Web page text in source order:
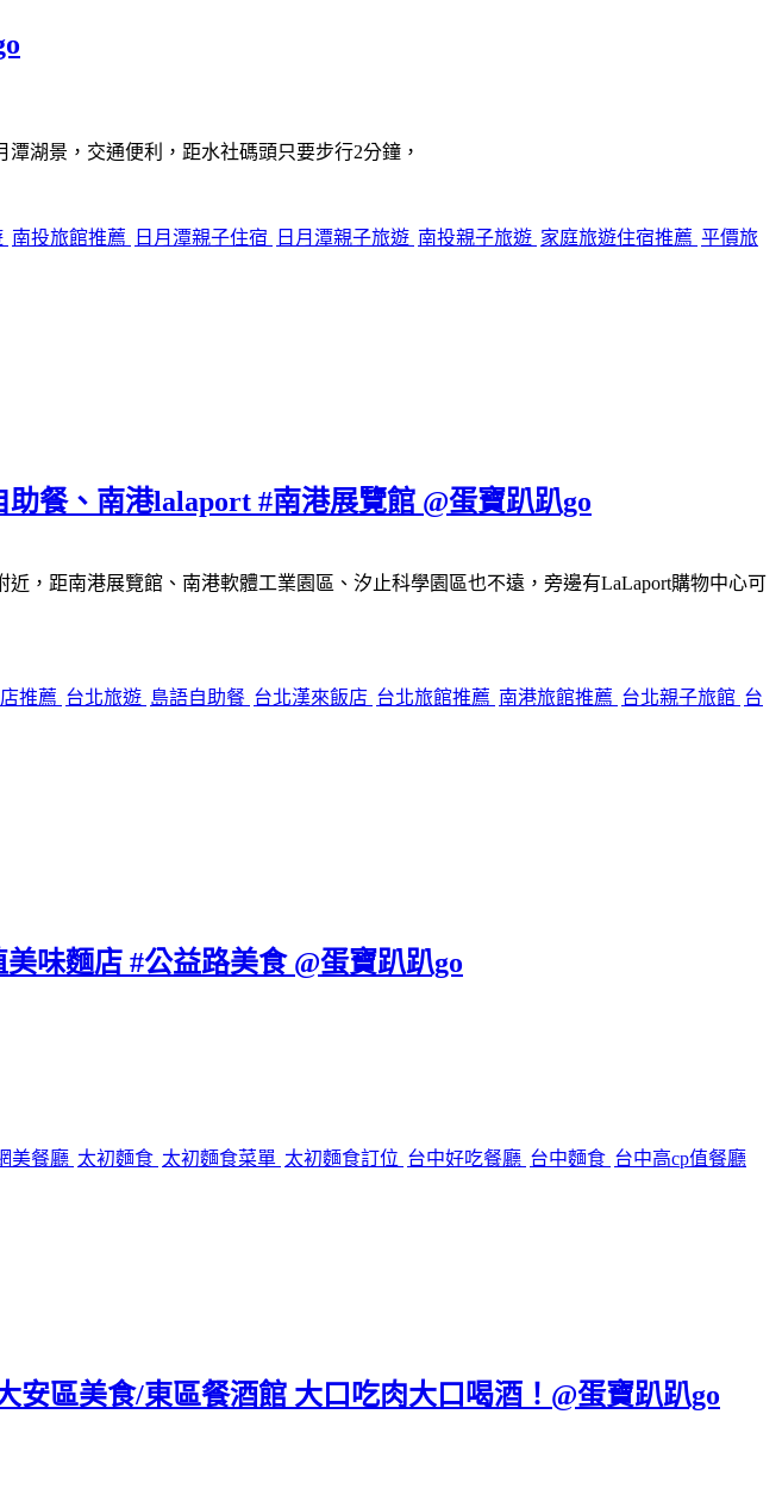
潭湖景，交通便利，距水社碼頭只要步行2分鐘，
南投旅館推薦 日月潭親子住宿 日月潭親子旅遊 南投親子旅遊 家庭旅遊住宿推薦 平價旅
餐、南港lalaport #南港展覽館 @蛋寶趴趴go
，距南港展覽館、南港軟體工業園區、汐止科學園區也不遠，旁邊有LaLaport購物中心可
推薦 台北旅遊 島語自助餐 台北漢來飯店 台北旅館推薦 南港旅館推薦 台北親子旅館 台
味麵店 #公益路美食 @蛋寶趴趴go
美餐廳 太初麵食 太初麵食菜單 太初麵食訂位 台中好吃餐廳 台中麵食 台中高cp值餐廳
安區美食/東區餐酒館 大口吃肉大口喝酒！@蛋寶趴趴go